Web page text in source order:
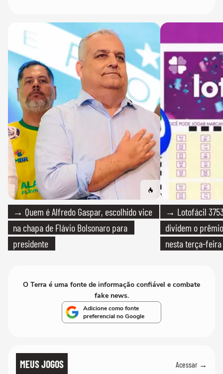
→ Quem é Alfredo Gaspar, escolhido vice
na chapa de Flávio Bolsonaro para
presidente
→ Lotofácil
dividem o
nesta terça-feira
O Terra é uma fonte de informação confiável e combate
fake news.
Adicione como fonte
preferencial no Google
MEUS JOGOS Acessar →